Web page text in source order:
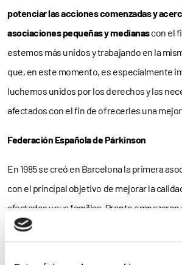
potenciar las acciones comenzadas y
asociaciones pequeñas y medianascon el
estemos más unidos y trabajando en la
que, en este momento, es especialmente
luchemos unidos por los derechos y las
afectados con el fin de ofrecerles una mejor
Federación Española de Párkinson
En 1985 se creó en Barcelona la primera
con el principal objetivo de mejorar la
afectados y sus familias. Pronto empezaron
asociaciones en diferentes puntos, hasta